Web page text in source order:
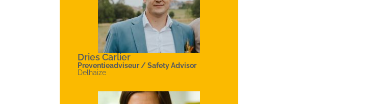
Dries Carlier
Preventieadviseur / Safety Advisor
Delhaize